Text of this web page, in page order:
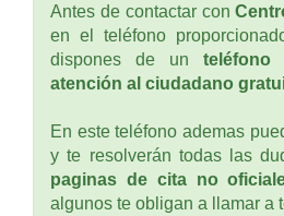
Antes de contactar con
en el teléfono
dispones de un
atención al ciudadano
En este teléfono ademas
y te resolverán todas las
paginas de cita no
algunos te obligan a llamar a